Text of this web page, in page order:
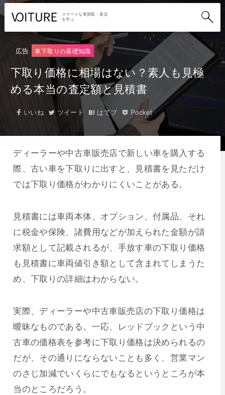
スマートな車買取・査定
を学ぶ
広告 車下取りの基礎知識
下取り価格に相場はない？素人も見極
める本当の査定額と見積書
いいね ツイート はてブ Pocket
ディーラーや中古車販売店で新しい車を購入する
際、古い車を下取りに出すと、見積書を見ただけ
では下取り価格がわかりにくいことがある。
見積書には車両本体、オプション、付属品、それ
に税金や保険、諸費用などが加えられた金額が請
求額として記載されるが、手放す車の下取り価格
も見積書に車両値引き額として含まれてしまうた
め、下取りの詳細はわからない。
実際、ディーラーや中古車販売店の下取り価格は
曖昧なものである。一応、レッドブックという中
古車の価格表を参考に下取り価格は決められるの
だが、その通りにならないことも多く、営業マン
のさじ加減でいくらにでもなるというところが本
当のところだろう。